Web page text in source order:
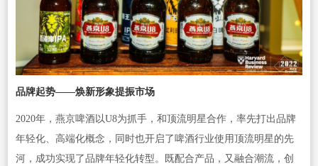
品牌起势——焕新形象提振市场
2020年，燕京啤酒以U8为抓手，和顶流明星合作，率先打出品牌
年轻化、高端化概念，同时也开启了啤酒行业使用顶流明星的先
河，成功实现了品牌年轻化转型。既配合产品，又融合潮流，创